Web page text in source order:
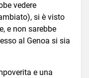
vedere
si è visto
e non sarebbe
al Genoa si sia
e una